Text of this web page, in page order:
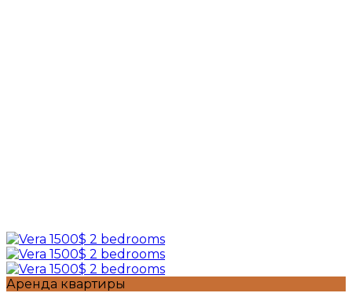
Аренда квартиры